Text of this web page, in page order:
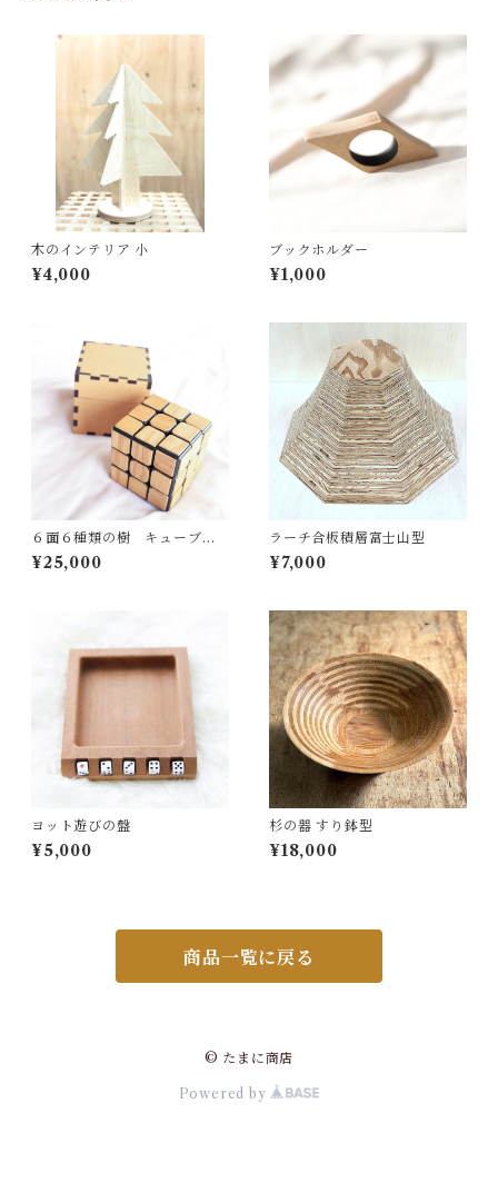
木のインテリア 小
¥4,000
ブックホルダー
¥1,000
６面６種類の樹 キューブパ
ズル 専用箱セット 立体パ
ズル 知育玩具 脳トレ
¥25,000
ラーチ合板積層富士山型
¥7,000
ヨット遊びの盤
¥5,000
杉の器 すり鉢型
¥18,000
商品一覧に戻る
© たまに商店
Powered by